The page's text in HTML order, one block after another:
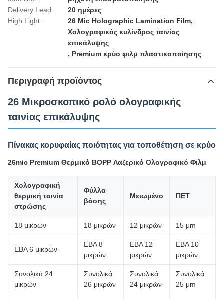
Delivery Lead:
20 ημέρες
High Light:
26 Mic Holographic Lamination Film,
Χολογραφικός κυλίνδρος ταινίας
επικάλυψης
, Premium κρύο φιλμ πλαστικοποίησης
Περιγραφή προϊόντος
26 Μικροσκοπικό ρολό ολογραφικής
ταινίας επικάλυψης
Πίνακας κορυφαίας ποιότητας για τοποθέτηση σε κρύο
26mic Premium Θερμικό BOPP Λαζερικό Ολογραφικό Φιλμ
Χολογραφική
θερμική ταινία
στρώσης
Φύλλα
βάσης
Μειωμένο ΠΕΤ
18 μικρών 18 μικρών 12 μικρών 15 μm
ΕΒΑ 6 μικρών
ΕΒΑ 8
μικρών
ΕΒΑ 12
μικρών
ΕΒΑ 10
μικρών
Συνολικά 24
μικρών
Συνολικά
26 μικρών
Συνολικά
24 μικρών
Συνολικά
25 μm